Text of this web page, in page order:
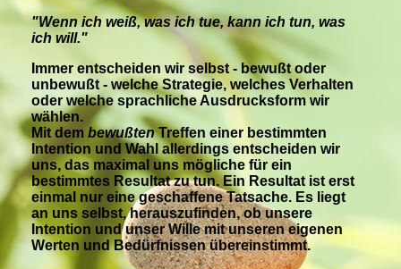
"Wenn ich weiß, was ich tue, kann ich tun, was
ich will."
Immer entscheiden wir selbst - bewußt oder
unbewußt - welche Strategie, welches Verhalten
oder welche sprachliche Ausdrucksform wir
wählen.
Mit dem bewußtenTreffen einer bestimmten
Intention und Wahl allerdings entscheiden wir
uns, das maximal uns mögliche für ein
bestimmtes Resultat zu tun. Ein Resultat ist erst
einmal nur eine geschaffene Tatsache. Es liegt
an uns selbst, herauszufinden, ob unsere
Intention und unser Wille mit unseren eigenen
Werten und Bedürfnissen übereinstimmt.